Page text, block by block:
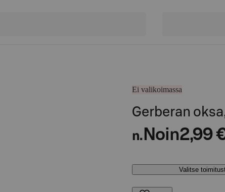
Ei valikoimassa
Gerberan
n. Noin2,99
Valitse